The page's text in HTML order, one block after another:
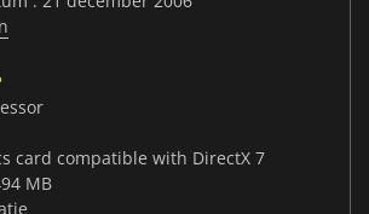
card compatible with DirectX 7
MB